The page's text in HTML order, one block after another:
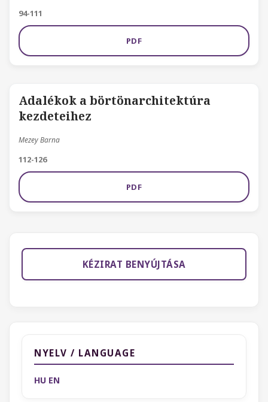
94-111
PDF
Adalékok a börtönarchitektúra
kezdeteihez
Mezey Barna
112-126
PDF
KÉZIRAT BENYÚJTÁSA
NYELV / LANGUAGE
HU EN